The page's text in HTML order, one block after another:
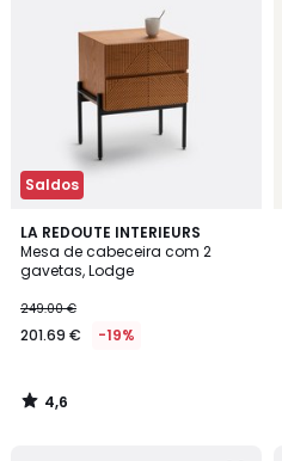
Saldos
LA REDOUTE INTERIEURS
Mesa de cabeceira com 2
gavetas, Lodge
249.00 €
201.69 € -19%
4,6
/ 5
4,6
/